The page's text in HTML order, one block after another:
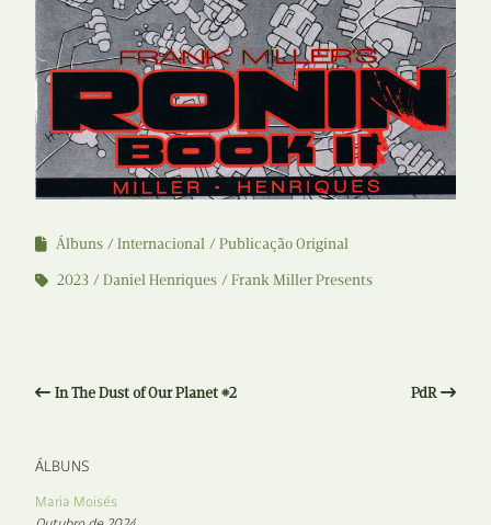
Álbuns Internacional
Publicação Original
2023
Daniel Henriques Frank Miller Presents
In The Dust of Our Planet #2 PdR
ÁLBUNS
Maria Moisés